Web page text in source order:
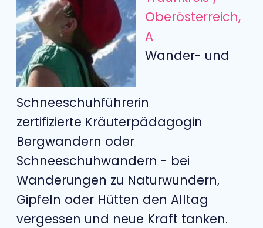
Oberösterreich,
A
Wander- und
Schneeschuhführerin
zertifizierte Kräuterpädagogin
Bergwandern oder
Schneeschuhwandern - bei
Wanderungen zu Naturwundern,
Gipfeln oder Hütten den Alltag
vergessen und neue Kraft tanken.